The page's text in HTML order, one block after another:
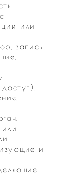
или
запись,
и